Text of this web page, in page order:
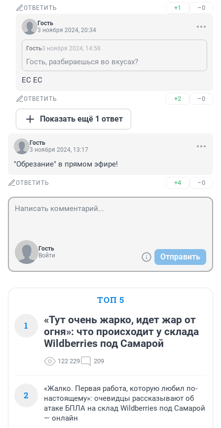
ОТВЕТИТЬ +1 –0
Гость
3 ноября 2024, 20:34
Гость3 ноября 2024, 14:58
Гость, разбираешься во вкусах?
ЕС ЕС
ОТВЕТИТЬ +2 –0
Показать ещё 1 ответ
Гость
3 ноября 2024, 13:17
"Обрезание" в прямом эфире!
ОТВЕТИТЬ +4 –0
Гость
Войти
Отправить
ТОП 5
1
«Тут очень жарко, идет жар от
огня»: что происходит у склада
Wildberries под Самарой
122 229 209
2
«Жалко. Первая работа, которую любил по-
настоящему»: очевидцы рассказывают об
атаке БПЛА на склад Wildberries под Самарой
— онлайн